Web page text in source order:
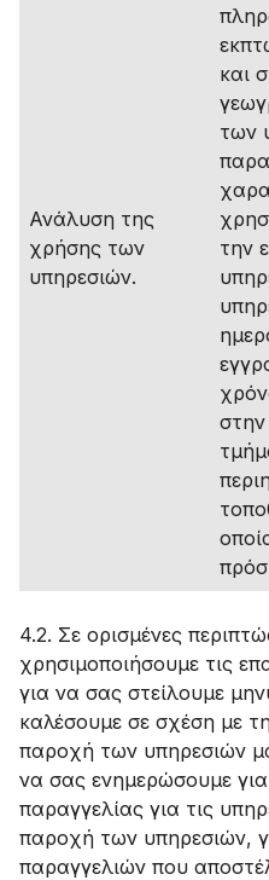
Ανάλυση της
χρήσης των
υπηρεσιών.
και
των
την
4.2. Σε ορισμένες
χρησιμοποιήσουμε τις
για να σας στείλουμε
καλέσουμε σε σχέση με
παροχή των υπηρεσιών
να σας ενημερώσουμε
παραγγελίας για τις
παροχή των υπηρεσιών,
παραγγελιών που